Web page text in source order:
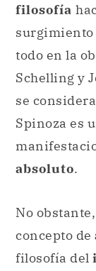
filosofía
surgimiento
todo en la
Schelling y
se
Spinoza es
absoluto.
No
concepto de
filosofía del